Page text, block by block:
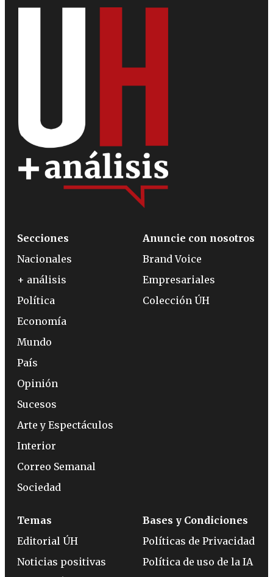
Secciones
Nacionales
+ análisis
Política
Economía
Mundo
País
Opinión
Sucesos
Arte y Espectáculos
Interior
Correo Semanal
Sociedad
Anuncie con nosotros
Brand Voice
Empresariales
Colección ÚH
Temas
Editorial ÚH
Noticias positivas
Bases y Condiciones
Políticas de Privacidad
Política de uso de la IA